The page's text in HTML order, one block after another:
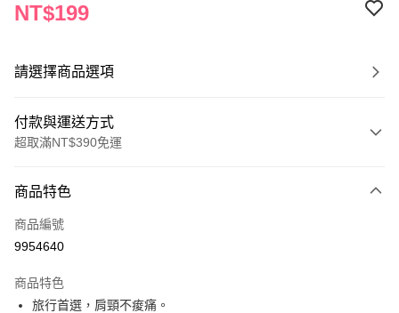
NT$199
請選擇商品選項
付款與運送方式
超取滿NT$390免運
POYA支付
信用卡一次付款
LINE Pay
商品特色
商品編號
9954640
商品特色
旅行首選，肩頸不痠痛。